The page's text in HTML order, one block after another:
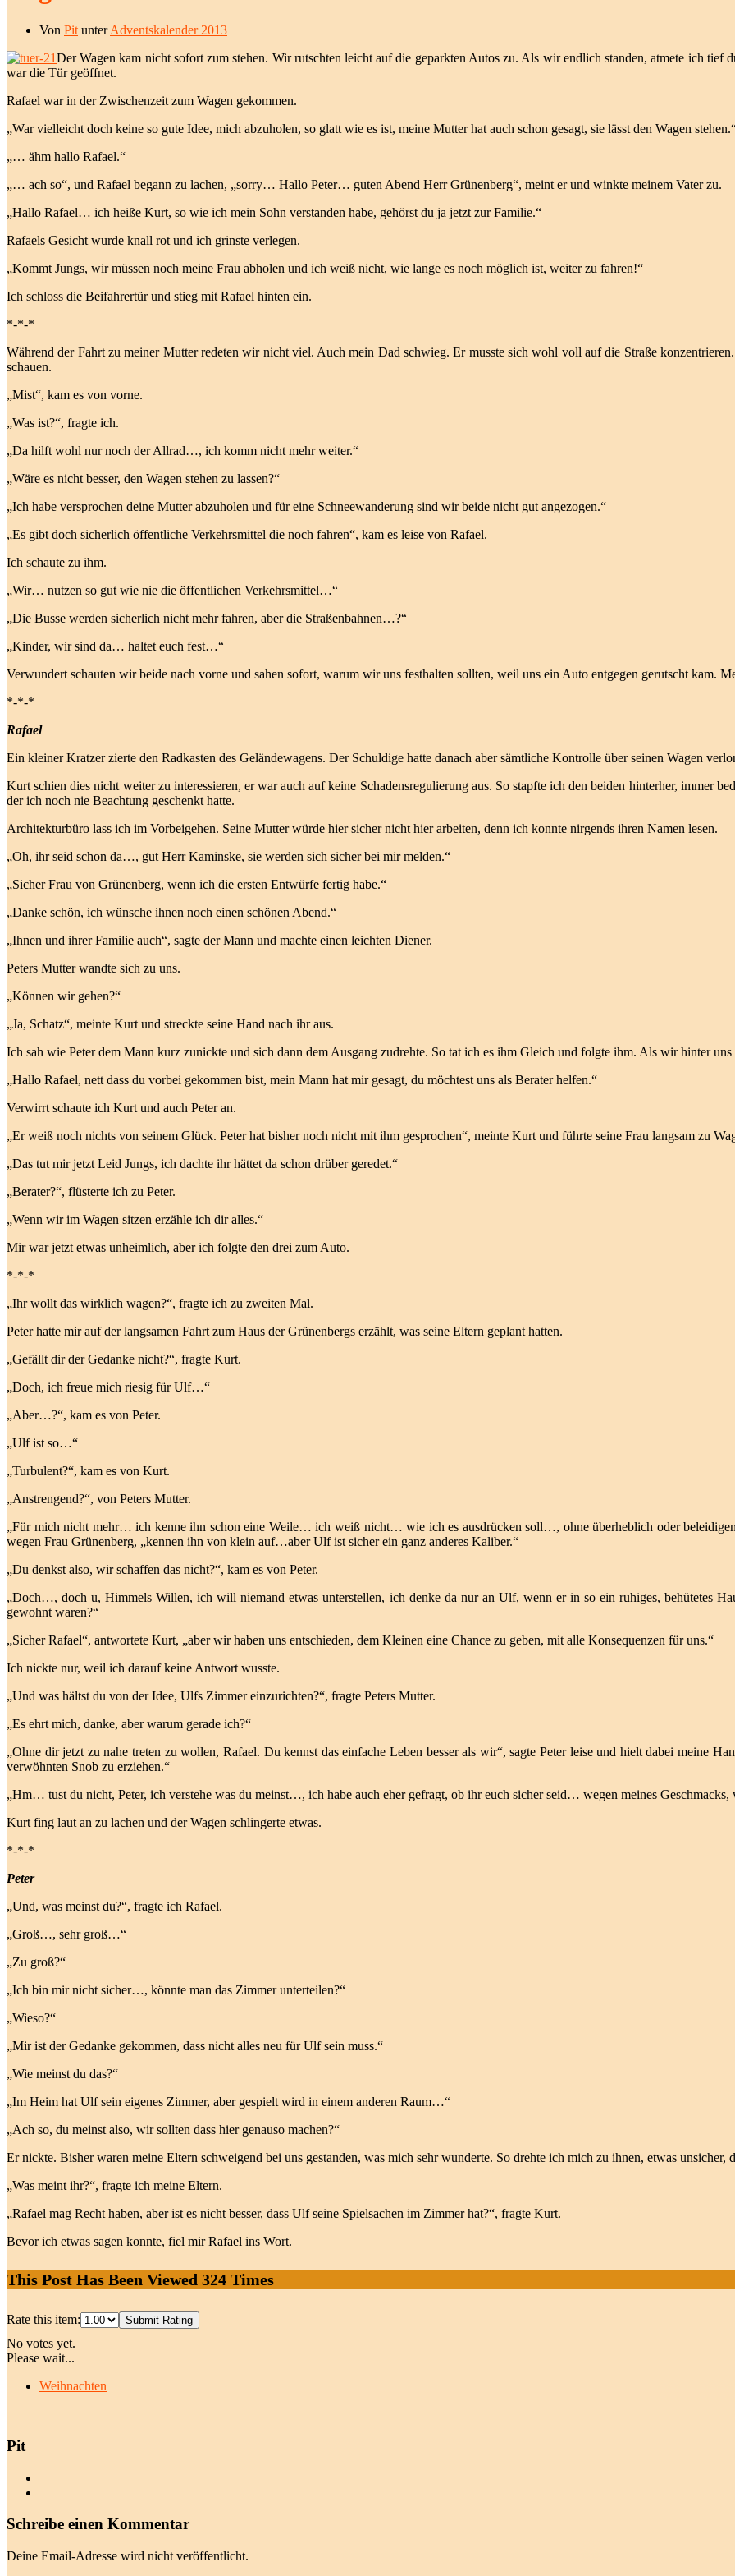
Von Pit unterAdventskalender 2013
Der Wagen kam nicht sofort zum stehen. Wir rutschten leicht auf die geparkten Autos zu. Als wir endlich standen, atmete ich
war die Tür geöffnet.
Rafael war in der Zwischenzeit zum Wagen gekommen.
„War vielleicht doch keine so gute Idee, mich abzuholen, so glatt wie es ist, meine Mutter hat auch schon gesagt, sie lässt den Wagen
„… ähm hallo Rafael.“
„… ach so“, und Rafael begann zu lachen, „sorry… Hallo Peter… guten Abend Herr Grünenberg“, meint er und winkte meinem Vater zu.
„Hallo Rafael… ich heiße Kurt, so wie ich mein Sohn verstanden habe, gehörst du ja jetzt zur Familie.“
Rafaels Gesicht wurde knall rot und ich grinste verlegen.
„Kommt Jungs, wir müssen noch meine Frau abholen und ich weiß nicht, wie lange es noch möglich ist, weiter zu fahren!“
Ich schloss die Beifahrertür und stieg mit Rafael hinten ein.
*-*-*
Während der Fahrt zu meiner Mutter redeten wir nicht viel. Auch mein Dad schwieg. Er musste sich wohl voll auf die Straße
schauen.
„Mist“, kam es von vorne.
„Was ist?“, fragte ich.
„Da hilft wohl nur noch der Allrad…, ich komm nicht mehr weiter.“
„Wäre es nicht besser, den Wagen stehen zu lassen?“
„Ich habe versprochen deine Mutter abzuholen und für eine Schneewanderung sind wir beide nicht gut angezogen.“
„Es gibt doch sicherlich öffentliche Verkehrsmittel die noch fahren“, kam es leise von Rafael.
Ich schaute zu ihm.
„Wir… nutzen so gut wie nie die öffentlichen Verkehrsmittel…“
„Die Busse werden sicherlich nicht mehr fahren, aber die Straßenbahnen…?“
„Kinder, wir sind da… haltet euch fest…“
Verwundert schauten wir beide nach vorne und sahen sofort, warum wir uns festhalten sollten, weil uns ein Auto entgegen gerutscht kam.
*-*-*
Rafael
Ein kleiner Kratzer zierte den Radkasten des Geländewagens. Der Schuldige hatte danach aber sämtliche Kontrolle über seinen Wagen
Kurt schien dies nicht weiter zu interessieren, er war auch auf keine Schadensregulierung aus. So stapfte ich den beiden hinterher, immer
der ich noch nie Beachtung geschenkt hatte.
Architekturbüro lass ich im Vorbeigehen. Seine Mutter würde hier sicher nicht hier arbeiten, denn ich konnte nirgends ihren Namen lesen.
„Oh, ihr seid schon da…, gut Herr Kaminske, sie werden sich sicher bei mir melden.“
„Sicher Frau von Grünenberg, wenn ich die ersten Entwürfe fertig habe.“
„Danke schön, ich wünsche ihnen noch einen schönen Abend.“
„Ihnen und ihrer Familie auch“, sagte der Mann und machte einen leichten Diener.
Peters Mutter wandte sich zu uns.
„Können wir gehen?“
„Ja, Schatz“, meinte Kurt und streckte seine Hand nach ihr aus.
Ich sah wie Peter dem Mann kurz zunickte und sich dann dem Ausgang zudrehte. So tat ich es ihm Gleich und folgte ihm. Als wir hinter uns
„Hallo Rafael, nett dass du vorbei gekommen bist, mein Mann hat mir gesagt, du möchtest uns als Berater helfen.“
Verwirrt schaute ich Kurt und auch Peter an.
„Er weiß noch nichts von seinem Glück. Peter hat bisher noch nicht mit ihm gesprochen“, meinte Kurt und führte seine Frau langsam zu
„Das tut mir jetzt Leid Jungs, ich dachte ihr hättet da schon drüber geredet.“
„Berater?“, flüsterte ich zu Peter.
„Wenn wir im Wagen sitzen erzähle ich dir alles.“
Mir war jetzt etwas unheimlich, aber ich folgte den drei zum Auto.
*-*-*
„Ihr wollt das wirklich wagen?“, fragte ich zu zweiten Mal.
Peter hatte mir auf der langsamen Fahrt zum Haus der Grünenbergs erzählt, was seine Eltern geplant hatten.
„Gefällt dir der Gedanke nicht?“, fragte Kurt.
„Doch, ich freue mich riesig für Ulf…“
„Aber…?“, kam es von Peter.
„Ulf ist so…“
„Turbulent?“, kam es von Kurt.
„Anstrengend?“, von Peters Mutter.
„Für mich nicht mehr… ich kenne ihn schon eine Weile… ich weiß nicht… wie ich es ausdrücken soll…, ohne überheblich oder
wegen Frau Grünenberg, „kennen ihn von klein auf…aber Ulf ist sicher ein ganz anderes Kaliber.“
„Du denkst also, wir schaffen das nicht?“, kam es von Peter.
„Doch…, doch u, Himmels Willen, ich will niemand etwas unterstellen, ich denke da nur an Ulf, wenn er in so ein ruhiges, behütetes
gewohnt waren?“
„Sicher Rafael“, antwortete Kurt, „aber wir haben uns entschieden, dem Kleinen eine Chance zu geben, mit alle Konsequenzen für uns.“
Ich nickte nur, weil ich darauf keine Antwort wusste.
„Und was hältst du von der Idee, Ulfs Zimmer einzurichten?“, fragte Peters Mutter.
„Es ehrt mich, danke, aber warum gerade ich?“
„Ohne dir jetzt zu nahe treten zu wollen, Rafael. Du kennst das einfache Leben besser als wir“, sagte Peter leise und hielt dabei meine
verwöhnten Snob zu erziehen.“
„Hm… tust du nicht, Peter, ich verstehe was du meinst…, ich habe auch eher gefragt, ob ihr euch sicher seid… wegen meines
Kurt fing laut an zu lachen und der Wagen schlingerte etwas.
*-*-*
Peter
„Und, was meinst du?“, fragte ich Rafael.
„Groß…, sehr groß…“
„Zu groß?“
„Ich bin mir nicht sicher…, könnte man das Zimmer unterteilen?“
„Wieso?“
„Mir ist der Gedanke gekommen, dass nicht alles neu für Ulf sein muss.“
„Wie meinst du das?“
„Im Heim hat Ulf sein eigenes Zimmer, aber gespielt wird in einem anderen Raum…“
„Ach so, du meinst also, wir sollten dass hier genauso machen?“
Er nickte. Bisher waren meine Eltern schweigend bei uns gestanden, was mich sehr wunderte. So drehte ich mich zu ihnen, etwas
„Was meint ihr?“, fragte ich meine Eltern.
„Rafael mag Recht haben, aber ist es nicht besser, dass Ulf seine Spielsachen im Zimmer hat?“, fragte Kurt.
Bevor ich etwas sagen konnte, fiel mir Rafael ins Wort.
This Post Has Been Viewed 324 Times
Rate this item: Submit Rating
No votes yet.
Please wait...
Weihnachten
Pit
Schreibe einen Kommentar
Deine Email-Adresse wird nicht veröffentlicht.